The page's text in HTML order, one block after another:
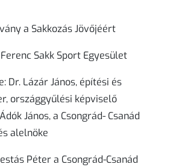
a Sakkozás Jövőjéért
Sakk Sport Egyesület
Dr. Lázár János, építési és
országgyűlési képviselő
János, a Csongrád- Csanád
alelnöke
Péter a Csongrád-Csanád